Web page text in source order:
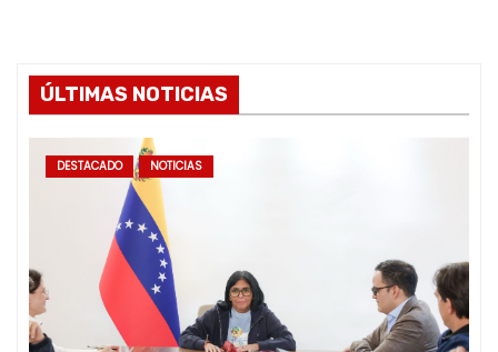
ÚLTIMAS NOTICIAS
DESTACADO NOTICIAS